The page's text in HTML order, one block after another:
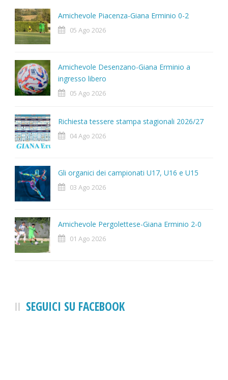
Amichevole Piacenza-Giana Erminio 0-2
05 Ago 2026
Amichevole Desenzano-Giana Erminio a
ingresso libero
05 Ago 2026
Richiesta tessere stampa stagionali 2026/27
04 Ago 2026
Gli organici dei campionati U17, U16 e U15
03 Ago 2026
Amichevole Pergolettese-Giana Erminio 2-0
01 Ago 2026
SEGUICI SU FACEBOOK